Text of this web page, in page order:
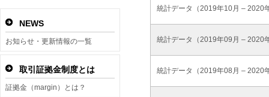
統計データ（2019年10月 – 2020
統計データ（2019年09月 – 2020
統計データ（2019年08月 – 2020
NEWS
お知らせ・更新情報の一覧
取引証拠金制度とは
証拠金（margin）とは？